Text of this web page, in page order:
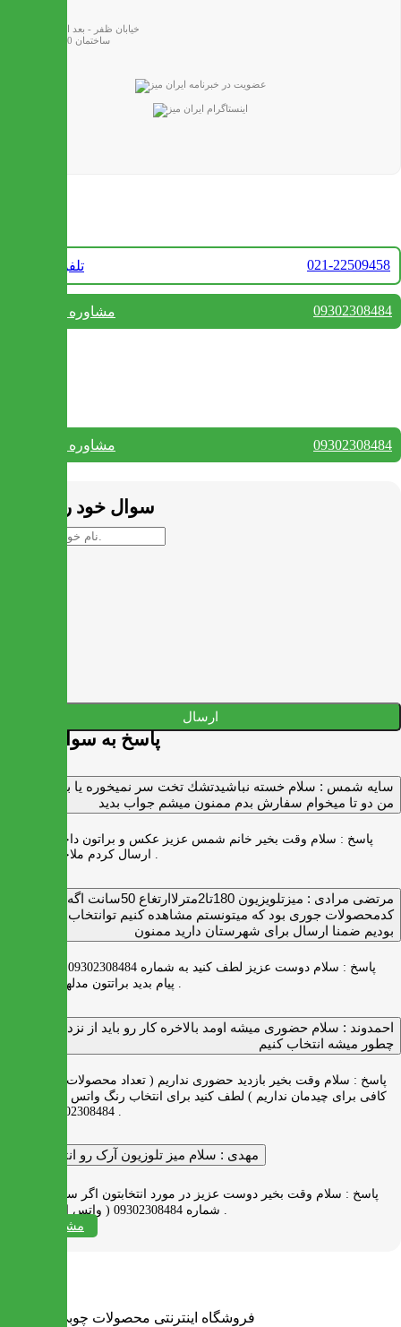
خیابان ظفر - بعد از خیابان نفت
ساختمان 200 - واحد 10
تلفن فروش 021-22509458
مشاوره واتس آپ 09302308484
مشاوره واتس آپ 09302308484
سوال خود را بپرسید
ارسال
پاسخ به سوالات شما
سايه شمس : سلام خسته نباشيدتشك تخت سر نميخوره يا برنميگرده
من دو تا ميخوام سفارش بدم ممنون ميشم جواب بديد
پاسخ : سلام وقت بخیر خانم شمس عزیز عکس و براتون داخل واتس اپ
ارسال کردم ملاحظه بفرمایید .
مرتضی مرادی :
میزتلویزیون 180تا2مترلاارتغاع 50سانت اگه
کدمحصولات جوری بود که میتونستم مشاهده کنیم توانتخاب راحت‌تر
بودیم ضمنا ارسال برای شهرستان دارید ممنون
پاسخ :
احمدوند : سلام حضوری میشه اومد بالاخره کار رو باید از نزدیک دید
چطور میشه انتخاب کنیم
پاسخ : سلام وقت بخیر بازدید حضوری نداریم ( تعداد محصولات زیاد و فضای
کافی برای چیدمان نداریم ) لطف کنید برای انتخاب رنگ واتس اپ به شماره
مهدی : سلام میز تلوزیون آرک رو انتخاب کردم
پاسخ : سلام وقت بخیر دوست عزیز در مورد انتخابتون اگر سوالی دارید به
شماره 09302308484 ( واتس اپ ) پیام بدید .
مشاهده همه
فروشگاه اینترنتی محصولات چوبی ایران میز